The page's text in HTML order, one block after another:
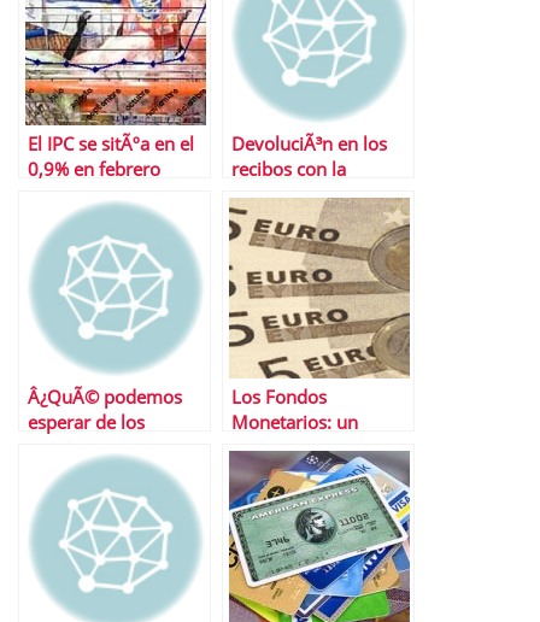
El IPC se sitÃºa en el
0,9% en febrero
DevoluciÃ³n en los
recibos con la
nÃ³mina
Â¿QuÃ© podemos
esperar de los
semana?
Los Fondos
Monetarios: un
negocio solo para la
gestora